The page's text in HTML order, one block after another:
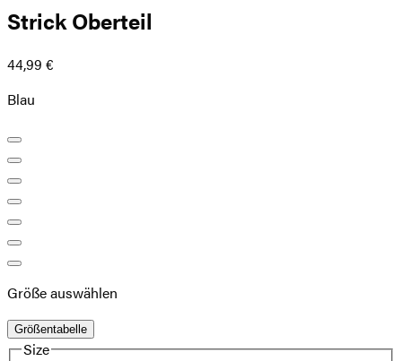
Strick Oberteil
44,99 €
Blau
Größe auswählen
Größentabelle
Size